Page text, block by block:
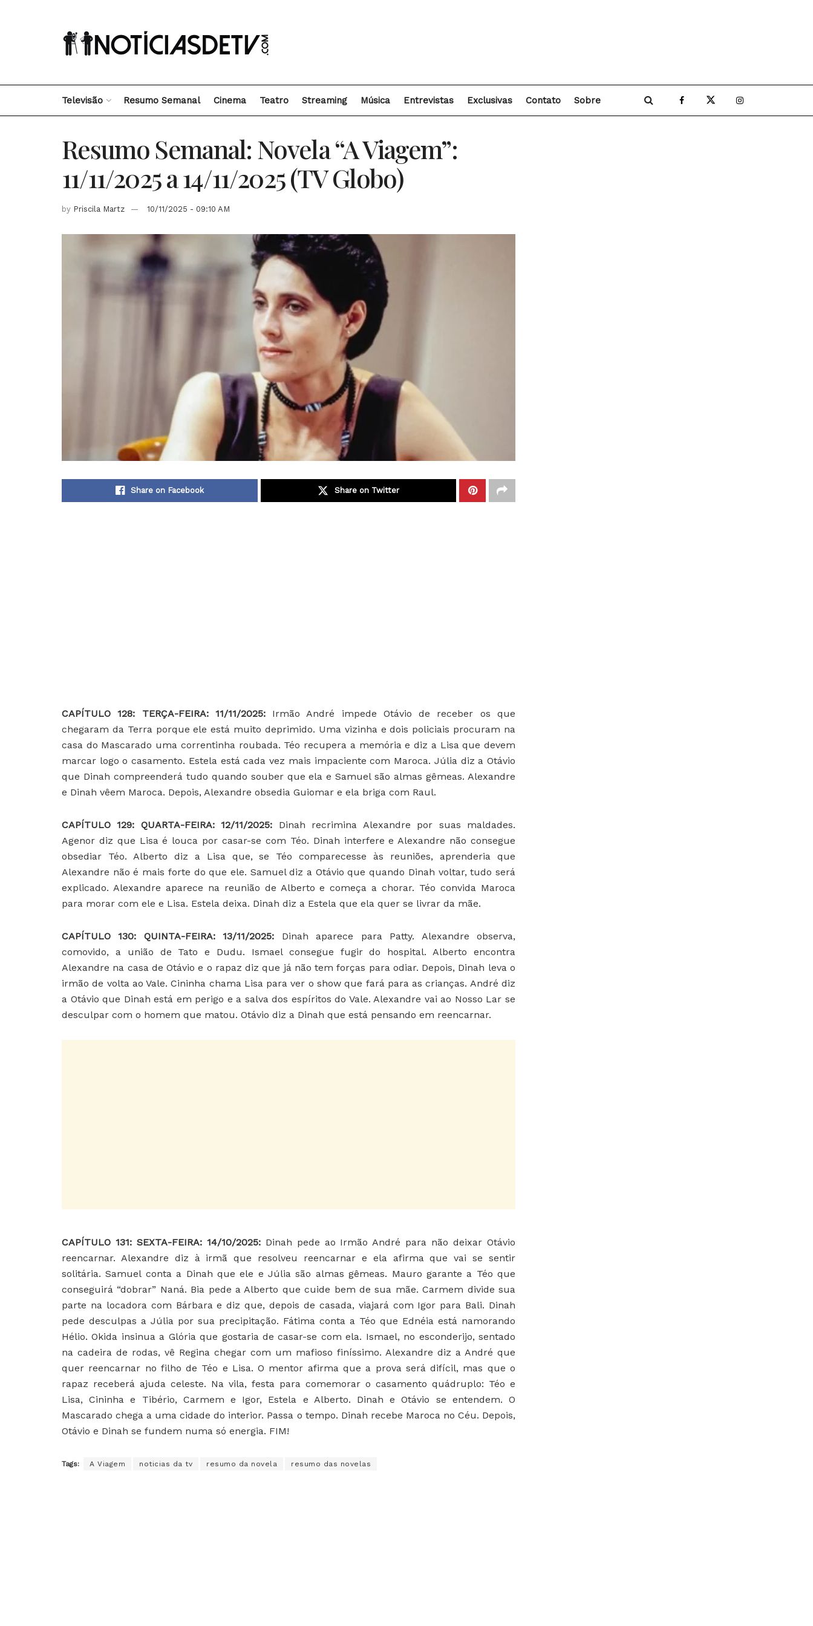
Televisão Resumo Semanal Cinema Teatro Streaming Música Entrevistas Exclusivas Contato Sobre
Resumo Semanal: Novela “A Viagem”:
11/11/2025 a 14/11/2025 (TV Globo)
by Priscila Martz 10/11/2025 - 09:10 AM
Share on Facebook Share on Twitter
CAPÍTULO 128: TERÇA-FEIRA: 11/11/2025: Irmão André impede Otávio de receber os que
chegaram da Terra porque ele está muito deprimido. Uma vizinha e dois policiais procuram na
casa do Mascarado uma correntinha roubada. Téo recupera a memória e diz a Lisa que devem
marcar logo o casamento. Estela está cada vez mais impaciente com Maroca. Júlia diz a Otávio
que Dinah compreenderá tudo quando souber que ela e Samuel são almas gêmeas. Alexandre
e Dinah vêem Maroca. Depois, Alexandre obsedia Guiomar e ela briga com Raul.
CAPÍTULO 129: QUARTA-FEIRA: 12/11/2025: Dinah recrimina Alexandre por suas maldades.
Agenor diz que Lisa é louca por casar-se com Téo. Dinah interfere e Alexandre não consegue
obsediar Téo. Alberto diz a Lisa que, se Téo comparecesse às reuniões, aprenderia que
Alexandre não é mais forte do que ele. Samuel diz a Otávio que quando Dinah voltar, tudo será
explicado. Alexandre aparece na reunião de Alberto e começa a chorar. Téo convida Maroca
para morar com ele e Lisa. Estela deixa. Dinah diz a Estela que ela quer se livrar da mãe.
CAPÍTULO 130: QUINTA-FEIRA: 13/11/2025: Dinah aparece para Patty. Alexandre observa,
comovido, a união de Tato e Dudu. Ismael consegue fugir do hospital. Alberto encontra
Alexandre na casa de Otávio e o rapaz diz que já não tem forças para odiar. Depois, Dinah leva o
irmão de volta ao Vale. Cininha chama Lisa para ver o show que fará para as crianças. André diz
a Otávio que Dinah está em perigo e a salva dos espíritos do Vale. Alexandre vai ao Nosso Lar se
desculpar com o homem que matou. Otávio diz a Dinah que está pensando em reencarnar.
CAPÍTULO 131: SEXTA-FEIRA: 14/10/2025: Dinah pede ao Irmão André para não deixar Otávio
reencarnar. Alexandre diz à irmã que resolveu reencarnar e ela afirma que vai se sentir
solitária. Samuel conta a Dinah que ele e Júlia são almas gêmeas. Mauro garante a Téo que
conseguirá “dobrar” Naná. Bia pede a Alberto que cuide bem de sua mãe. Carmem divide sua
parte na locadora com Bárbara e diz que, depois de casada, viajará com Igor para Bali. Dinah
pede desculpas a Júlia por sua precipitação. Fátima conta a Téo que Ednéia está namorando
Hélio. Okida insinua a Glória que gostaria de casar-se com ela. Ismael, no esconderijo, sentado
na cadeira de rodas, vê Regina chegar com um mafioso finíssimo. Alexandre diz a André que
quer reencarnar no filho de Téo e Lisa. O mentor afirma que a prova será difícil, mas que o
rapaz receberá ajuda celeste. Na vila, festa para comemorar o casamento quádruplo: Téo e
Lisa, Cininha e Tibério, Carmem e Igor, Estela e Alberto. Dinah e Otávio se entendem. O
Mascarado chega a uma cidade do interior. Passa o tempo. Dinah recebe Maroca no Céu. Depois,
Otávio e Dinah se fundem numa só energia. FIM!
Tags: A Viagem noticias da tv resumo da novela resumo das novelas